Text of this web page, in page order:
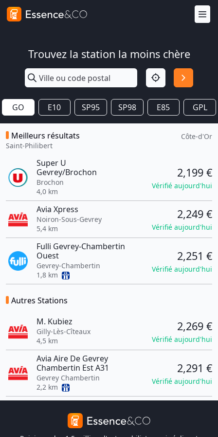
Trouvez la station la moins chère
GO E10 SP95 SP98 E85 GPL
Meilleurs résultats
Saint-Philibert
Côte-d'Or
Super U
Gevrey/Brochon
Brochon
4,0 km
2,199 €
Vérifié aujourd'hui
Avia Xpress
Noiron-Sous-Gevrey
5,4 km
2,249 €
Vérifié aujourd'hui
Fulli Gevrey-Chambertin
Ouest
Gevrey-Chambertin
1,8 km
2,251 €
Vérifié aujourd'hui
Autres Stations
M. Kubiez
Gilly-Lès-Cîteaux
4,5 km
2,269 €
Vérifié aujourd'hui
Avia Aire De Gevrey
Chambertin Est A31
Gevrey Chambertin
2,2 km
2,291 €
Vérifié aujourd'hui